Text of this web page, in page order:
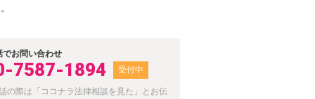
でお問い合わせ
7587-1894 受付中
の際は「ココナラ法律相談を見た」とお伝